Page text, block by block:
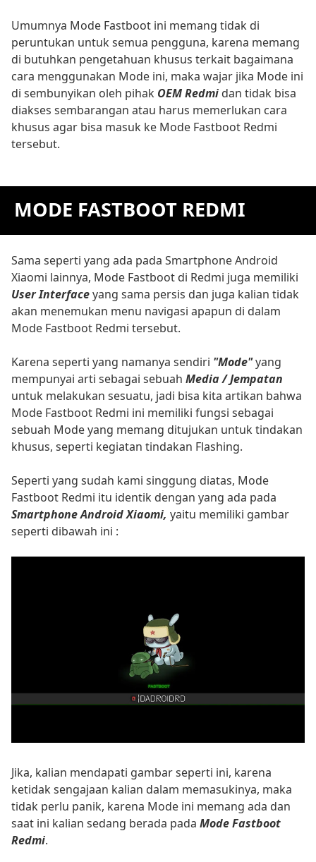
Umumnya Mode Fastboot ini memang tidak di
peruntukan untuk semua pengguna, karena memang
di butuhkan pengetahuan khusus terkait bagaimana
cara menggunakan Mode ini, maka wajar jika Mode ini
di sembunyikan oleh pihak OEM Redmi dan tidak bisa
diakses sembarangan atau harus memerlukan cara
khusus agar bisa masuk ke Mode Fastboot Redmi
tersebut.
MODE FASTBOOT REDMI
Sama seperti yang ada pada Smartphone Android
Xiaomi lainnya, Mode Fastboot di Redmi juga memiliki
User Interfaceyang sama persis dan juga kalian tidak
akan menemukan menu navigasi apapun di dalam
Mode Fastboot Redmi tersebut.
Karena seperti yang namanya sendiri "Mode"yang
mempunyai arti sebagai sebuah Media / Jempatan
untuk melakukan sesuatu, jadi bisa kita artikan bahwa
Mode Fastboot Redmi ini memiliki fungsi sebagai
sebuah Mode yang memang ditujukan untuk tindakan
khusus, seperti kegiatan tindakan Flashing.
Seperti yang sudah kami singgung diatas, Mode
Fastboot Redmi itu identik dengan yang ada pada
Smartphone Android Xiaomi, yaitu memiliki gambar
seperti dibawah ini :
Jika, kalian mendapati gambar seperti ini, karena
ketidak sengajaan kalian dalam memasukinya, maka
tidak perlu panik, karena Mode ini memang ada dan
saat ini kalian sedang berada pada Mode Fastboot
Redmi.